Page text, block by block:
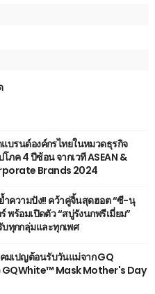
บรนด์องค์กรไทยในหมวดธุรกิจ
ค 4 ปีซ้อน จากเวที ASEAN &
Brands 2024
ำความปัง!! คว้าคู่จิ้นสุดฮอต “ซี-นุ
พร้อมเปิดตัว “สบู่รังนกพรีเมี่ยม”
ทุกกลุ่มและทุกเพศ
เปญต้อนรับวันแม่จาก GQ
GQWhite™ Mask Mother's Day